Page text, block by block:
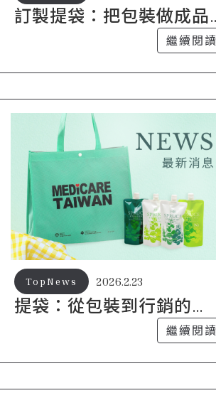
訂製提袋：把包裝做成品
繼續閱讀
提袋：從包裝到行銷的
「隨身舞台」全攻略
2026.2.23
TopNews
繼續閱讀